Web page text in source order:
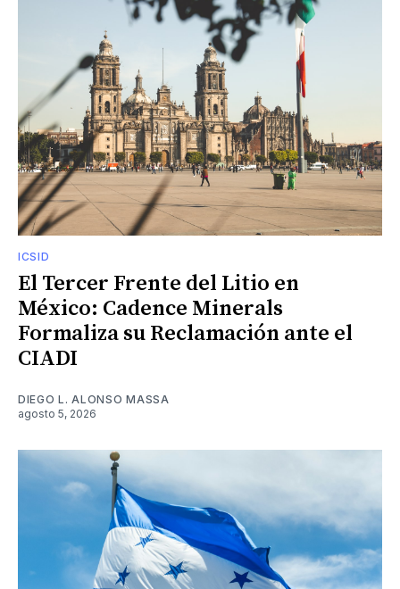
ICSID
El Tercer Frente del Litio en
México: Cadence Minerals
Formaliza su Reclamación ante el
CIADI
DIEGO L. ALONSO MASSA
agosto 5, 2026